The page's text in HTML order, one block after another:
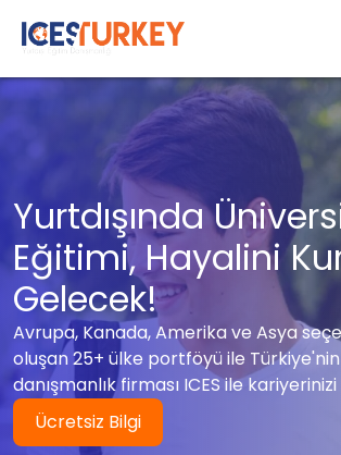
Yurtdışında
Eğitimi, Hayalini
Gelecek!
Avrupa, Kanada, Amerika ve Asya
oluşan 25+ ülke portföyü ile
danışmanlık firması ICES ile
Ücretsiz Bilgi